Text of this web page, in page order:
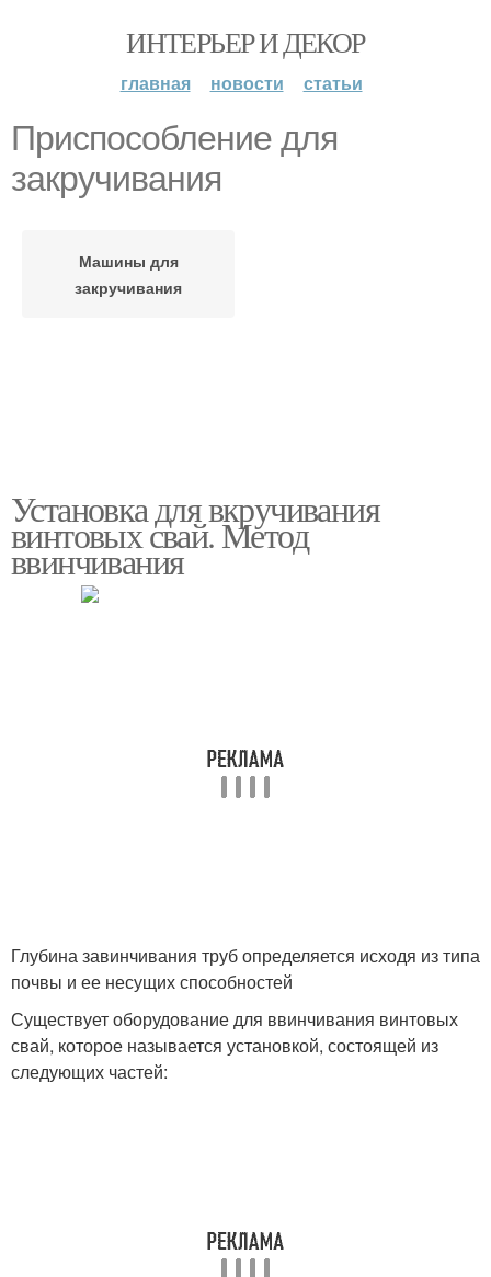
ИНТЕРЬЕР И ДЕКОР
главная новости статьи
Приспособление для
закручивания
Машины для
закручивания
Установка для вкручивания
винтовых свай. Метод
ввинчивания
Глубина завинчивания труб определяется исходя из типа
почвы и ее несущих способностей
Существует оборудование для ввинчивания винтовых
свай, которое называется установкой, состоящей из
следующих частей: